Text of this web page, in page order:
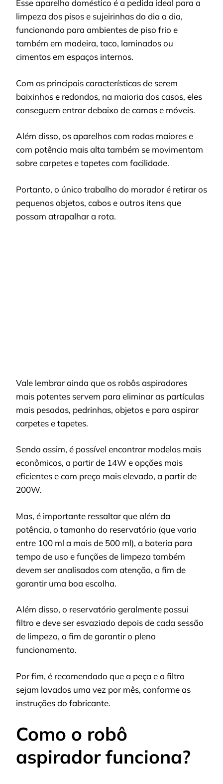
Esse aparelho doméstico é a pedida ideal para a
limpeza dos pisos e sujeirinhas do dia a dia,
funcionando para ambientes de piso frio e
também em madeira, taco, laminados ou
cimentos em espaços internos.
Com as principais características de serem
baixinhos e redondos, na maioria dos casos, eles
conseguem entrar debaixo de camas e móveis.
Além disso, os aparelhos com rodas maiores e
com potência mais alta também se movimentam
sobre carpetes e tapetes com facilidade.
Portanto, o único trabalho do morador é retirar os
pequenos objetos, cabos e outros itens que
possam atrapalhar a rota.
Vale lembrar ainda que os robôs aspiradores
mais potentes servem para eliminar as partículas
mais pesadas, pedrinhas, objetos e para aspirar
carpetes e tapetes.
Sendo assim, é possível encontrar modelos mais
econômicos, a partir de 14W e opções mais
eficientes e com preço mais elevado, a partir de
200W.
Mas, é importante ressaltar que além da
potência, o tamanho do reservatório (que varia
entre 100 ml a mais de 500 ml), a bateria para
tempo de uso e funções de limpeza também
devem ser analisados com atenção, a fim de
garantir uma boa escolha.
Além disso, o reservatório geralmente possui
filtro e deve ser esvaziado depois de cada sessão
de limpeza, a fim de garantir o pleno
funcionamento.
Por fim, é recomendado que a peça e o filtro
sejam lavados uma vez por mês, conforme as
instruções do fabricante.
Como o robô
aspirador funciona?